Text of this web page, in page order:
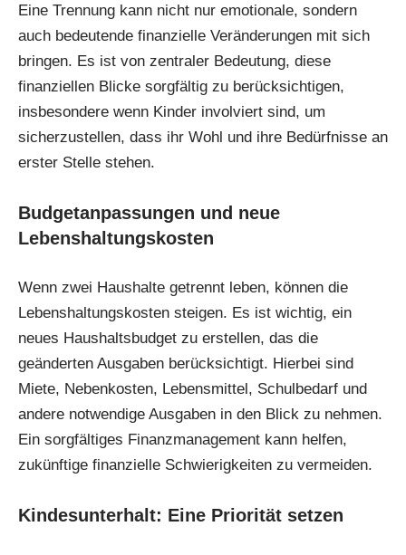
Eine Trennung kann nicht nur emotionale, sondern
auch bedeutende finanzielle Veränderungen mit sich
bringen. Es ist von zentraler Bedeutung, diese
finanziellen Blicke sorgfältig zu berücksichtigen,
insbesondere wenn Kinder involviert sind, um
sicherzustellen, dass ihr Wohl und ihre Bedürfnisse an
erster Stelle stehen.
Budgetanpassungen und neue
Lebenshaltungskosten
Wenn zwei Haushalte getrennt leben, können die
Lebenshaltungskosten steigen. Es ist wichtig, ein
neues Haushaltsbudget zu erstellen, das die
geänderten Ausgaben berücksichtigt. Hierbei sind
Miete, Nebenkosten, Lebensmittel, Schulbedarf und
andere notwendige Ausgaben in den Blick zu nehmen.
Ein sorgfältiges Finanzmanagement kann helfen,
zukünftige finanzielle Schwierigkeiten zu vermeiden.
Kindesunterhalt: Eine Priorität setzen